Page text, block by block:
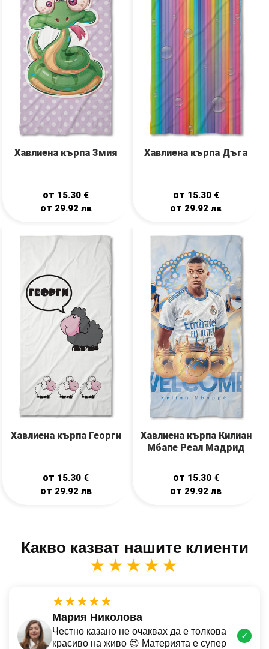
Хавлиена кърпа Змия
от 15.30 €
от 29.92 лв
Хавлиена кърпа Дъга
от 15.30 €
от 29.92лв
Хавлиена кърпа Георги
от 15.30 €
от 29.92 лв
Хавлиена кърпа Килиан
Мбапе Реал Мадрид
от 15.30 €
от 29.92лв
Какво казват нашите клиенти
★★★★★
★★★★★
Мария Николова
Честно казано не очаквах да е толкова
красиво на живо 😍 Материята е супер
✓